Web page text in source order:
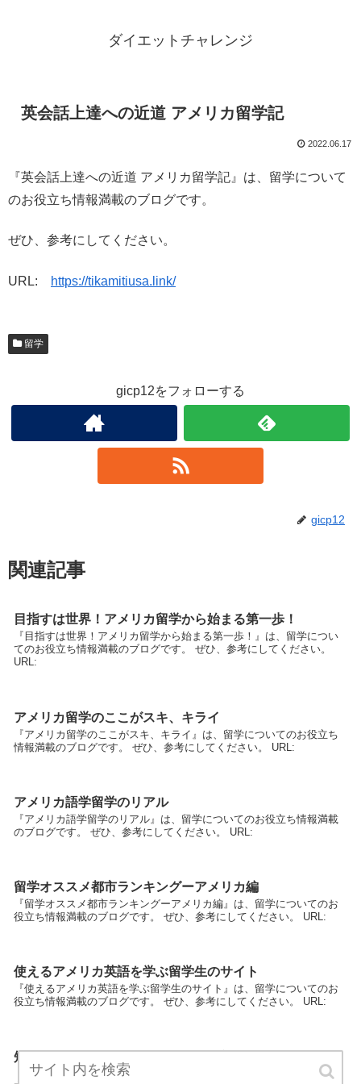
ダイエットチャレンジ
英会話上達への近道 アメリカ留学記
2022.06.17
『英会話上達への近道 アメリカ留学記』は、留学について
のお役立ち情報満載のブログです。
ぜひ、参考にしてください。
URL: https://tikamitiusa.link/
留学
gicp12をフォローする
gicp12
関連記事
目指すは世界！アメリカ留学から始まる第一歩！
『目指すは世界！アメリカ留学から始まる第一歩！』は、留学につい
てのお役立ち情報満載のブログです。 ぜひ、参考にしてください。
URL:
アメリカ留学のここがスキ、キライ
『アメリカ留学のここがスキ、キライ』は、留学についてのお役立ち
情報満載のブログです。 ぜひ、参考にしてください。 URL:
アメリカ語学留学のリアル
『アメリカ語学留学のリアル』は、留学についてのお役立ち情報満載
のブログです。 ぜひ、参考にしてください。 URL:
留学オススメ都市ランキングーアメリカ編
『留学オススメ都市ランキングーアメリカ編』は、留学についてのお
役立ち情報満載のブログです。 ぜひ、参考にしてください。 URL:
使えるアメリカ英語を学ぶ留学生のサイト
『使えるアメリカ英語を学ぶ留学生のサイト』は、留学についてのお
役立ち情報満載のブログです。 ぜひ、参考にしてください。 URL:
短期留学迷ってるならアメリカ中西部！
『短期留学迷ってるならアメリカ中西部！』は、留学についてのお役